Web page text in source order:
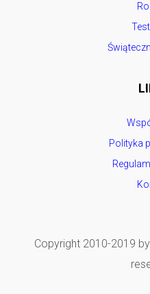
Polityka
Copyright 2010-2019